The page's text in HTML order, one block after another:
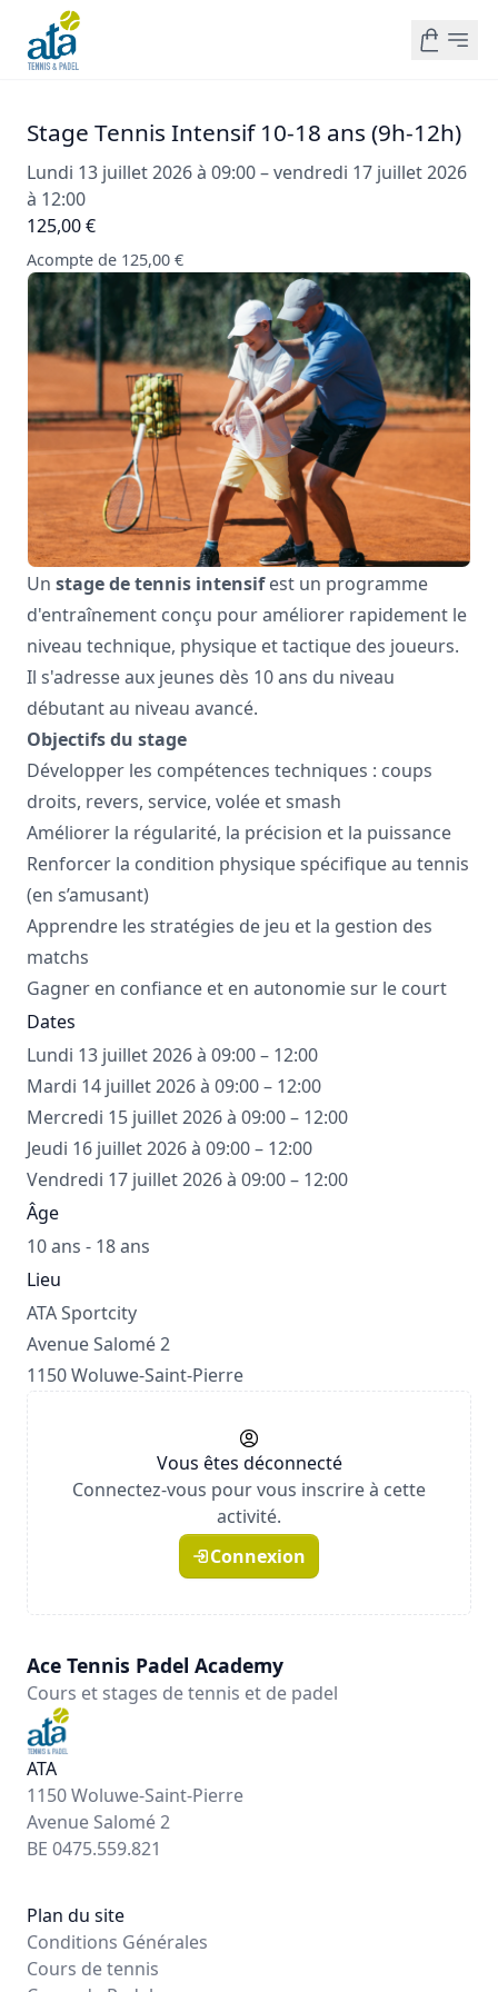
Stage Tennis Intensif 10-18 ans (9h-12h)
Lundi 13 juillet 2026 à 09:00 – vendredi 17 juillet 2026
à 12:00
125,00 €
Acompte de 125,00 €
Un stage de tennis intensifest un programme
d'entraînement conçu pour améliorer rapidement le
niveau technique, physique et tactique des joueurs.
Il s'adresse aux jeunes dès 10 ans du niveau
débutant au niveau avancé.
Objectifs du stage
Développer les compétences techniques : coups
droits, revers, service, volée et smash
Améliorer la régularité, la précision et la puissance
Renforcer la condition physique spécifique au tennis
(en s’amusant)
Apprendre les stratégies de jeu et la gestion des
matchs
Gagner en confiance et en autonomie sur le court
Dates
Lundi 13 juillet 2026 à 09:00 – 12:00
Mardi 14 juillet 2026 à 09:00 – 12:00
Mercredi 15 juillet 2026 à 09:00 – 12:00
Jeudi 16 juillet 2026 à 09:00 – 12:00
Vendredi 17 juillet 2026 à 09:00 – 12:00
Âge
10 ans - 18 ans
Lieu
ATA Sportcity
Avenue Salomé 2
1150 Woluwe-Saint-Pierre
Vous êtes déconnecté
Connectez-vous pour vous inscrire à cette
activité.
Connexion
Ace Tennis Padel Academy
Cours et stages de tennis et de padel
ATA
1150 Woluwe-Saint-Pierre
Avenue Salomé 2
BE 0475.559.821
Plan du site
Conditions Générales
Cours de tennis